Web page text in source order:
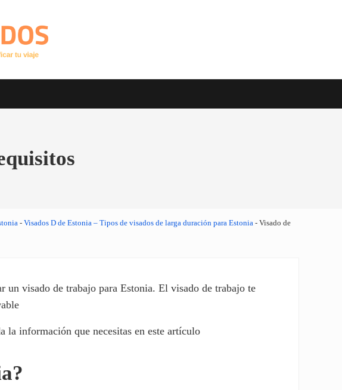
visados de viaje en todo el mundo
- Visados D de Estonia – Tipos de visados de larga duración para Estonia - Visado de
un visado de trabajo para Estonia. El visado de trabajo te
la información que necesitas en este artículo